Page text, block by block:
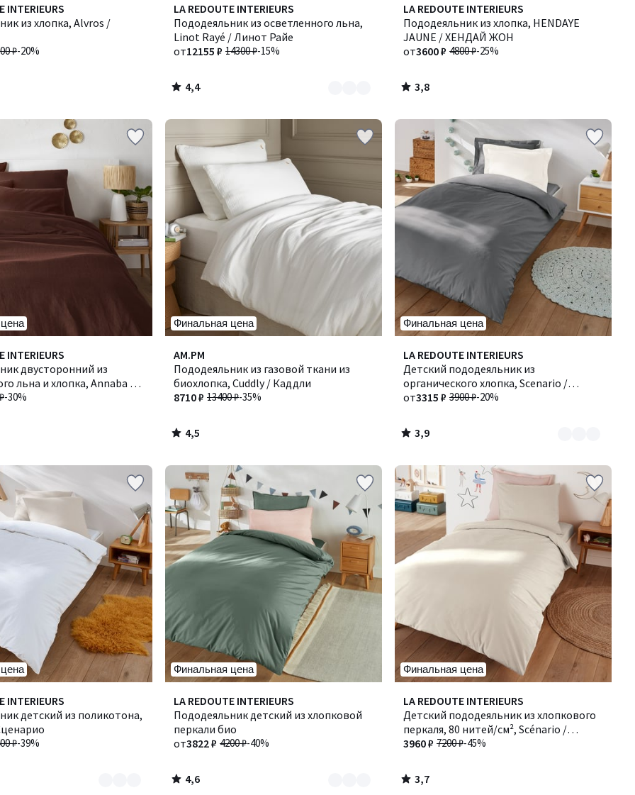
INTERIEURS
из хлопка, Alvros /
₽-20%
LA REDOUTE INTERIEURS
Пододеяльник из осветленного льна,
Linot Rayé / Линот Райе
14300 ₽-15%
от12155 ₽
4,4
/ 5
Количество
цветов:
2
4,4
/
LA REDOUTE INTERIEURS
Пододеяльник из хлопка, HENDAYE
JAUNE / ХЕНДАЙ ЖОН
4800 ₽-25%
от3600 ₽
3,8
/ 5
3,8
/
INTERIEURS
двусторонний из
льна и хлопка, Annaba /
-30%
Финальная цена
AM.PM
Пододеяльник из газовой ткани из
биохлопка, Cuddly / Каддли
13400 ₽-35%
8710 ₽
4,5
/ 5
4,5
/
Финальная цена
LA REDOUTE INTERIEURS
Детский пододеяльник из
органического хлопка, Scenario /
Сценарио3900 ₽-20%
от3315 ₽
3,9
/ 5
Количество
цветов:
2
3,9
/
INTERIEURS
детский из поликотона,
₽-39%
Финальная цена
LA REDOUTE INTERIEURS
Пододеяльник детский из хлопковой
перкали био
4200 ₽-40%
от3822 ₽
4,6
/ 5
Количество
цветов:
5
4,6
/
Финальная цена
LA REDOUTE INTERIEURS
Детский пододеяльник из хлопкового
перкаля, 80 нитей/см², Scénario /
Сценарио
7200 ₽-45%
3960 ₽
3,7
/ 5
3,7
/